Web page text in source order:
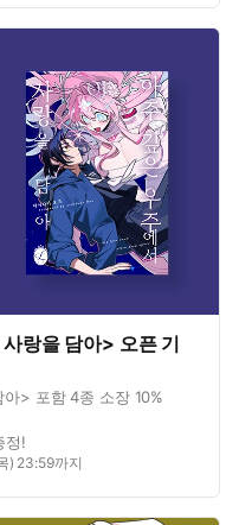
랑을 담아> 오픈 기
> 포함 4종 소장 10%
정!
) 23:59까지